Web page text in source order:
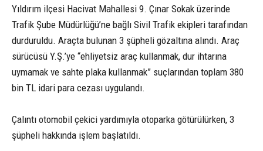
Yıldırım ilçesi Hacivat Mahallesi 9. Çınar Sokak üzerinde
Trafik Şube Müdürlüğü’ne bağlı Sivil Trafik ekipleri tarafından
durduruldu. Araçta bulunan 3 şüpheli gözaltına alındı. Araç
sürücüsü Y.Ş.’ye “ehliyetsiz araç kullanmak, dur ihtarına
uymamak ve sahte plaka kullanmak” suçlarından toplam 380
bin TL idari para cezası uygulandı.
Çalıntı otomobil çekici yardımıyla otoparka götürülürken, 3
şüpheli hakkında işlem başlatıldı.